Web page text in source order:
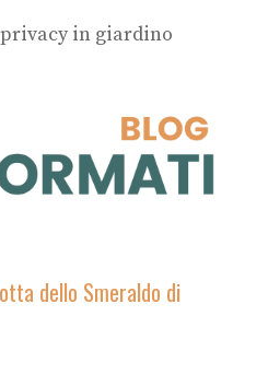
in giardino
dello Smeraldo di